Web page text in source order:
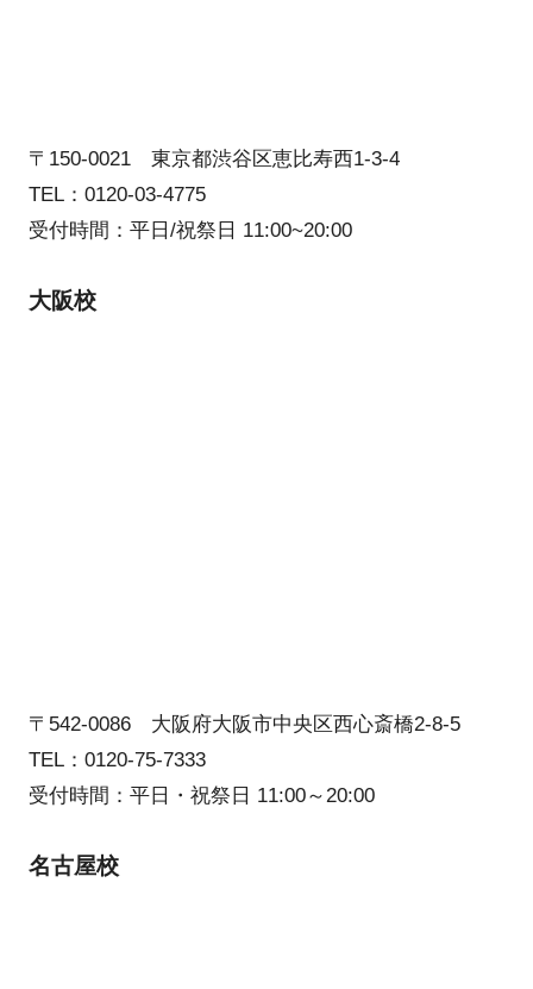
〒150-0021 東京都渋谷区恵比寿西1-3-4
TEL：0120-03-4775
受付時間：平日/祝祭日 11:00~20:00
大阪校
〒542-0086 大阪府大阪市中央区西心斎橋2-8-5
TEL：0120-75-7333
受付時間：平日・祝祭日 11:00～20:00
名古屋校